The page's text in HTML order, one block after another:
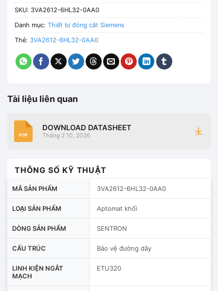
SKU: 3VA2612-6HL32-0AA0
Danh mục: Thiết bị đóng cắt Siemens
Thẻ: 3VA2612-6HL32-0AA0
Tài liệu liên quan
PDF
DOWNLOAD DATASHEET
Tháng 2 10, 2026
THÔNG SỐ KỸ THUẬT
MÃ SẢN PHẨM 3VA2612-6HL32-0AA0
LOẠI SẢN PHẨM Aptomat khối
DÒNG SẢN PHẨM SENTRON
CẤU TRÚC Bảo vệ đường dây
LINH KIỆN NGẮT
MẠCH
ETU320